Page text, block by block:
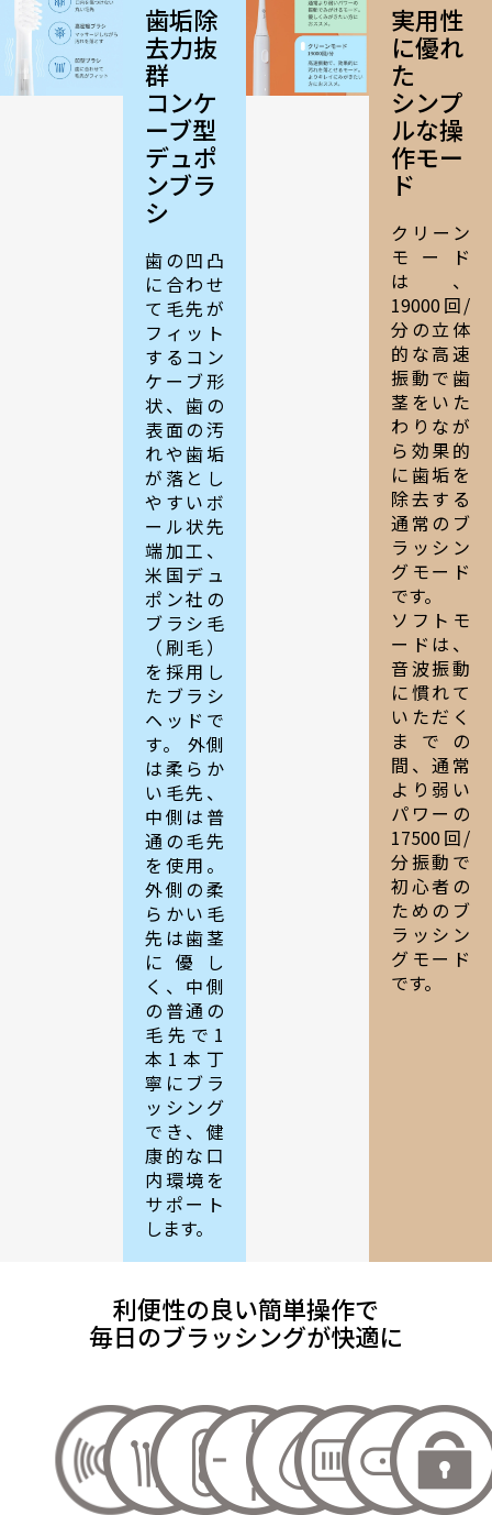
歯垢除
去力抜
群
コンケ
ーブ型
デュポ
ンブラ
シ
歯の凹凸
に合わせ
て毛先が
フィット
するコン
ケーブ形
状、歯の
表面の汚
れや歯垢
が落とし
やすいボ
ール状先
端加工、
米国デュ
ポン社の
ブラシ毛
（刷毛）
を採用し
たブラシ
ヘッドで
す。 外側
は柔らか
い毛先、
中側は普
通の毛先
を使用。
外側の柔
らかい毛
先は歯茎
に優し
く、中側
の普通の
毛先で1
本1本丁
寧にブラ
ッシング
でき、健
康的な口
内環境を
サポート
します。
実用性
に優れ
た
シンプ
ルな操
作モー
ド
クリーン
モード
は、
19000回/
分の立体
的な高速
振動で歯
茎をいた
わりなが
ら効果的
に歯垢を
除去する
通常のブ
ラッシン
グモード
です。
ソフトモ
ードは、
音波振動
に慣れて
いただく
までの
間、通常
より弱い
パワーの
17500回/
分振動で
初心者の
ためのブ
ラッシン
グモード
です。
利便性の良い簡単操作で
毎日のブラッシングが快適に